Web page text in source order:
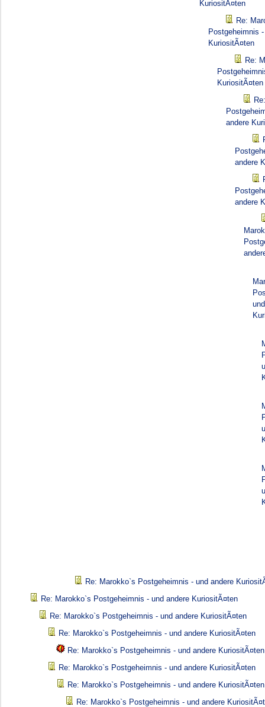
KuriositÃ¤ten
Re:
Postgeheimnis
KuriositÃ¤ten
Re:
KuriositÃ¤ten
andere
andere
andere
Re: Marokko`s Postgeheimnis - und andere
Re: Marokko`s Postgeheimnis - und andere KuriositÃ¤ten
Re: Marokko`s Postgeheimnis - und andere KuriositÃ¤ten
Re: Marokko`s Postgeheimnis - und andere KuriositÃ¤ten
Re: Marokko`s Postgeheimnis - und andere KuriositÃ¤ten
Re: Marokko`s Postgeheimnis - und andere KuriositÃ¤ten
Re: Marokko`s Postgeheimnis - und andere KuriositÃ¤ten
Re: Marokko`s Postgeheimnis - und andere